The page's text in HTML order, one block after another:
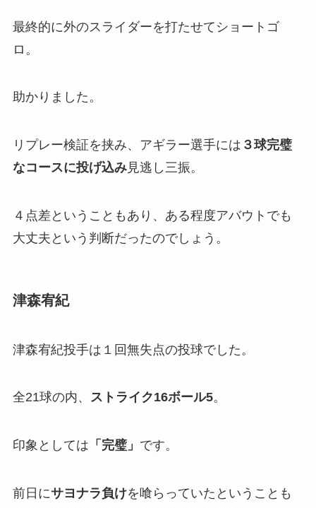
最終的に外のスライダーを打たせてショートゴ
ロ。
助かりました。
リプレー検証を挟み、アギラー選手には ３球完璧
なコースに投げ込み見逃し三振。
４点差ということもあり、ある程度アバウトでも
大丈夫という判断だったのでしょう。
津森宥紀
津森宥紀投手は１回無失点の投球でした。
全21球の内、 ストライク16ボール5。
印象としては 「完璧」 です。
前日にサヨナラ負けを喰らっていたということも